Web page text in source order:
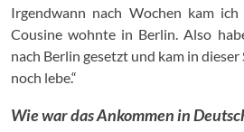
Irgendwann nach Wochen kam
Cousine wohnte in Berlin. Also
nach Berlin gesetzt und kam in
noch lebe.“
Wie war das Ankommen in